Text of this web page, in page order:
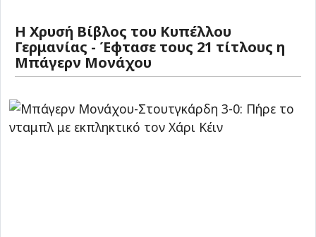
Η Χρυσή Βίβλος του Κυπέλλου
Γερμανίας - Έφτασε τους 21 τίτλους η
Μπάγερν Μονάχου